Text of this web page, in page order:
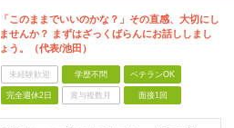
「このままでいいのかな？」その直感、大切にし
ませんか？ まずはざっくばらんにお話ししまし
ょう。（代表/池田）
未経験歓迎 学歴不問 ベテランOK
完全週休2日 賞与複数月 面接1回